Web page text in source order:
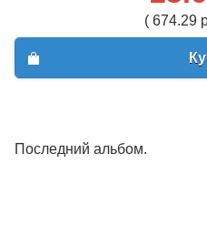
( 674.29
Последний альбом.